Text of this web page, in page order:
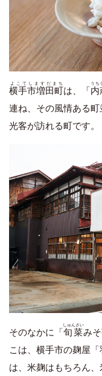
横手市増田町
よこてしますだまち
は、「 内
うち
連ね、その風情ある
光客が訪れる町です。
そのなかに「 旬菜
しゅんさい
み
こは、横手市の麹屋「
は、米麹はもちろん